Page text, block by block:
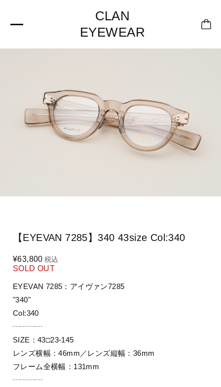
CLAN
EYEWEAR
【EYEVAN 7285】340 43size Col:340
¥63,800 税込
SOLD OUT
EYEVAN 7285：アイヴァン7285
"340"
Col:340
┄┄┄┄
SIZE：43□23-145
レンズ横幅：46mm／レンズ縦幅：36mm
フレーム全横幅：131mm
┄┄┄┄